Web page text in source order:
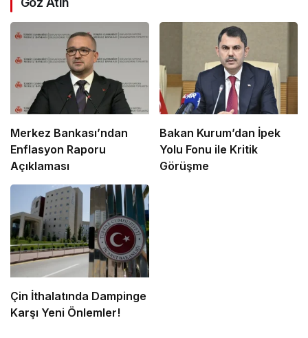
Merkez Bankası’ndan
Enflasyon Raporu
Açıklaması
Bakan Kurum’dan İpek
Yolu Fonu ile Kritik
Görüşme
Çin İthalatında Dampinge
Karşı Yeni Önlemler!